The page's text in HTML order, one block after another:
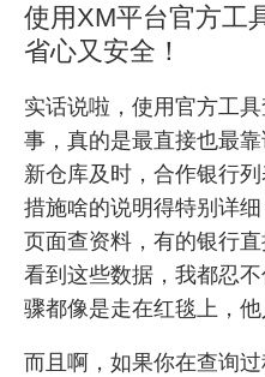
使用XM平台官方工
省心又安全！
实话说啦，使用官方工
事，真的是最直接也最
新仓库及时，合作银行
措施啥的说明得特别详
页面查资料，有的银行
看到这些数据，我都忍
骤都像是走在红毯上，他
而且啊，如果你在查询